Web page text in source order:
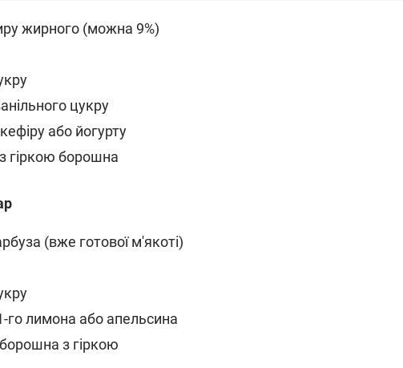
жирного (можна 9%)
цукру
або йогурту
гіркою борошна
(вже готової м'якоті)
го лимона або апельсина
з гіркою